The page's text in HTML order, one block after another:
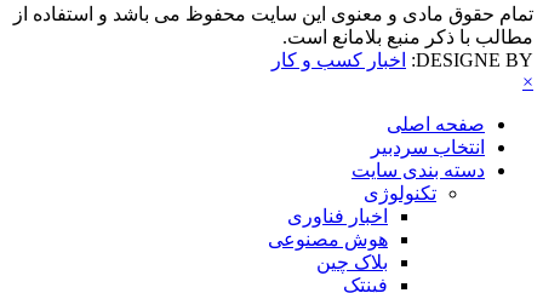
تمام حقوق مادی و معنوی این سایت محفوظ می باشد و استفاده از
مطالب با ذکر منبع بلامانع است.
DESIGNE BY:
اخبار کسب و کار
×
صفحه اصلی
انتخاب سردبیر
دسته بندی سایت
تکنولوژی
اخبار فناوری
هوش مصنوعی
بلاک چین
فینتک